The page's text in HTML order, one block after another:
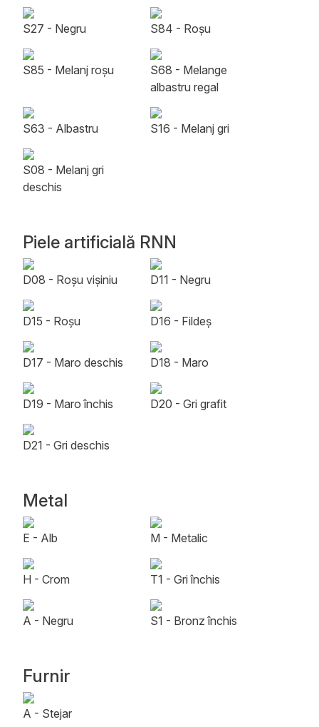
S27 - Negru S84 - Roșu
S85 - Melanj roșu
S68 - Melange
albastru regal
S63 - Albastru S16 - Melanj gri
S08 - Melanj gri
deschis
Piele artificială RNN
D08 - Roșu vișiniu D11 - Negru
D15 - Roșu D16 - Fildeș
D17 - Maro deschis D18 - Maro
D19 - Maro închis D20 - Gri grafit
D21 - Gri deschis
Metal
E - Alb M - Metalic
H - Crom T1 - Gri închis
A - Negru S1 - Bronz închis
Furnir
A - Stejar